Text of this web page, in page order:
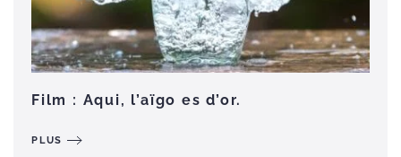
Film : Aqui, l’aïgo es d’or.
PLUS